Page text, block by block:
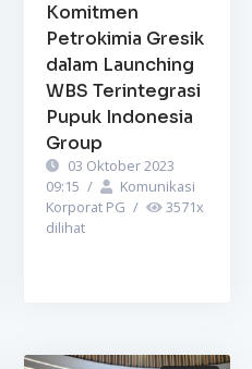
Komitmen
Petrokimia Gresik
dalam Launching
WBS Terintegrasi
Pupuk Indonesia
Group
03 Oktober 2023
09:15 /
Komunikasi
Korporat PG / 3571x
dilihat